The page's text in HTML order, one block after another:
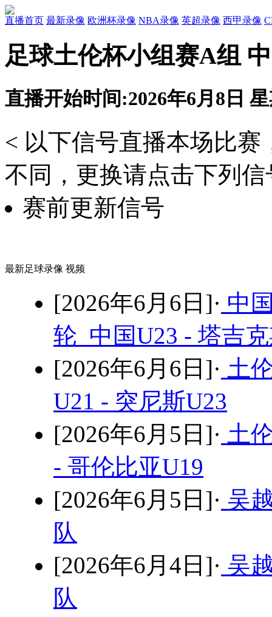
直播首页 最新录像 欧洲杯录像 NBA录像 英超录像 西甲录像
足球土伦杯小组赛A组
直播开始时间:2026年6月8日
< 以下信号直播本场比
不同，更换请点击下列信
赛前更新信号
最新足球录像 视频
[2026年6月6日]· 中
轮 中国U23 - 塔吉
[2026年6月6日]· 土
U21 - 突尼斯U23
[2026年6月5日]· 土
- 哥伦比亚U19
[2026年6月5日]· 吴
队
[2026年6月4日]· 吴
队